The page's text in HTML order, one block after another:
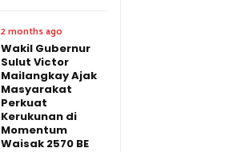
2 months ago
Wakil Gubernur
Sulut Victor
Mailangkay Ajak
Masyarakat
Perkuat
Kerukunan di
Momentum
Waisak 2570 BE